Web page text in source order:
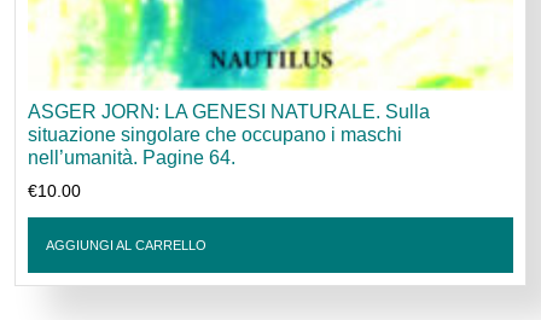
ASGER JORN: LA GENESI NATURALE. Sulla
situazione singolare che occupano i maschi
nell’umanità. Pagine 64.
€10.00
AGGIUNGI AL CARRELLO